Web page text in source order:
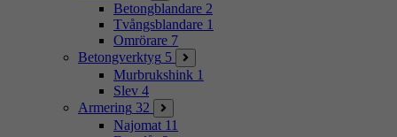
Betongblandare 2
Tvångsblandare 1
Omrörare 7
Betongverktyg 5
Murbrukshink 1
Slev 4
Armering 32
Najomat 11